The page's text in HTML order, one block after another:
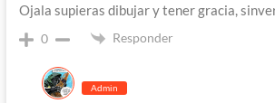
Ojala supieras dibujar y tener gracia,
0 Responder
Admin